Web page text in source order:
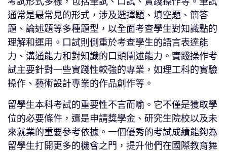
通常是最常見的形式，涉及選擇題、填空題、簡答
題、論述題等多種題型，以全面考查學生對知識點的
理解和運用。口試則側重於考查學生的語言表達能
力、溝通能力和對知識的口頭闡述能力。實踐操作考
試主要針對一些實踐性較強的專業，如理工科的實驗
操作、藝術設計專業的作品創作等。
留學生本科考試的重要性不言而喻。它不僅是獲取學
位的必要條件，還是申請獎學金、研究生院校以及未
來就業的重要參考依據。一個優秀的考試成績能夠為
留學生打開更多的機會之門，提升他們在國際教育舞